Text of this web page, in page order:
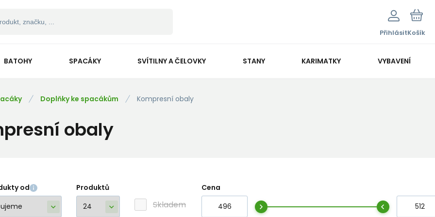
PřihlásitKošík
BATOHY SPACÁKY SVÍTILNY A ČELOVKY STANY KARIMATKY VYBAVENÍ
Doplňky ke spacákům Kompresní obaly
obaly
od Produktů
Skladem
Cena